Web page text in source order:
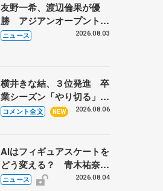
友野一希、渡辺倫果が優
勝 アジアンオープントロ
フィー
ニュース 2026.08.03
横井きな結、３位発進 卒
業シーズン「やり切る」
【みなとアクルス杯SP】
コメント全文 NEW 2026.08.06
AIはフィギュアスケートを
どう変える？ 青木祐奈と
考える採点、トレーニング
ニュース 2026.08.04